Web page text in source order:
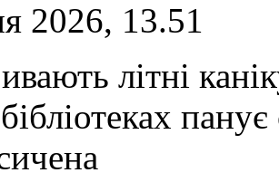
2026, 13.51
літні